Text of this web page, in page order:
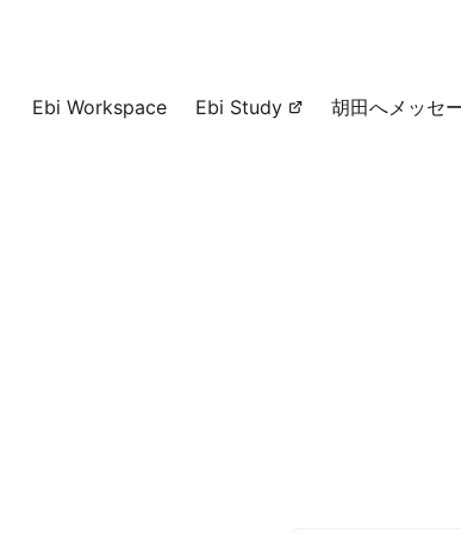
Ebi Workspace Ebi Study 胡田へメッセ